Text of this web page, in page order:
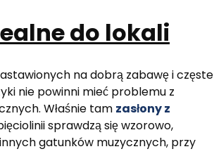
do lokali
na dobrą zabawę i częste
nie powinni mieć problemu z
Właśnie tam zasłony z
sprawdzą się wzorowo,
gatunków muzycznych, przy